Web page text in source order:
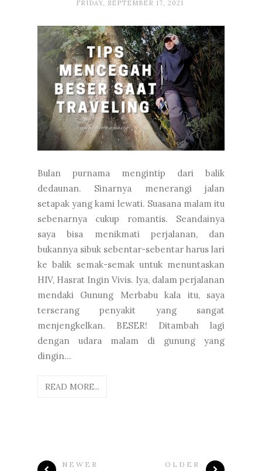
FRIDAY, SEPTEMBER 17, 2021
Bulan purnama mengintip dari balik
dedaunan. Sinarnya menerangi jalan
setapak yang kami lewati. Suasana malam itu
sebenarnya cukup romantis. Seandainya
saya bisa menikmati perjalanan, dan
bukannya sibuk sebentar-sebentar harus lari
ke balik semak-semak untuk menuntaskan
HIV, Hasrat Ingin Vivis. Iya, dalam perjalanan
mendaki Gunung Merbabu kala itu, saya
terserang penyakit yang sangat
menjengkelkan. BESER! Ditambah lagi
dengan udara malam di gunung yang
dingin...
READ MORE...
NEWER OLDER